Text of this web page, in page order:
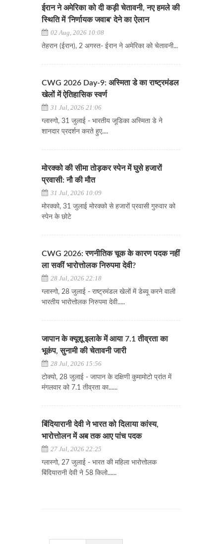
ईरान ने अमेरिका को दी कड़ी चेतावनी, नए हमले की
स्थिति में 'निर्णायक जवाब' देने का ऐलान
02 Aug, 2026 10:08
​​​​​​​तेहरान (ईरान), 2 अगस्त- ईरान ने अमेरिका को चेतावनी...
CWG 2026 Day-9: अस्मिता डे का राष्ट्रमंडल
खेलों में ऐतिहासिक स्वर्ण
31 Jul, 2026 21:06
ग्लास्गो, 31 जुलाई - भारतीय जूडिका अस्मिता डे ने
शानदार प्रदर्शन करते हुए....
मोरक्को की सीमा तोड़कर स्पेन में घुसे हजारों
प्रवासी: नौ की मौत
31 Jul, 2026 10:09
मोरक्को, 31 जुलाई मोरक्को से हजारों प्रवासी गुरुवार को
स्पेन के छोटे
CWG 2026: रणनीतिक चूक के कारण पदक नहीं
ला सकीं भारोत्तोलक निरुपमा देवी?
28 Jul, 2026 22:18
ग्लास्गो, 28 जुलाई - राष्ट्रमंडल खेलों में डेब्यू करने वाली
भारतीय भारोत्तोलक निरुपमा देवी.....
जापान के क्यूशू इलाके में आया 7.1 तीव्रता का
भूकंप, सुनामी की चेतावनी जारी
28 Jul, 2026 15:56
टोक्यो, 28 जुलाई - जापान के दक्षिणी कुमामोटो प्रांत में
मंगलवार को 7.1 तीव्रता का......
बिंदियारानी देवी ने भारत को दिलाया कांस्य,
भारोत्तोलन में अब तक आए पांच पदक
27 Jul, 2026 22:25
ग्लास्गो, 27 जुलाई - भारत की महिला भारोत्तोलक
बिंदियारानी देवी ने 58 किलो......